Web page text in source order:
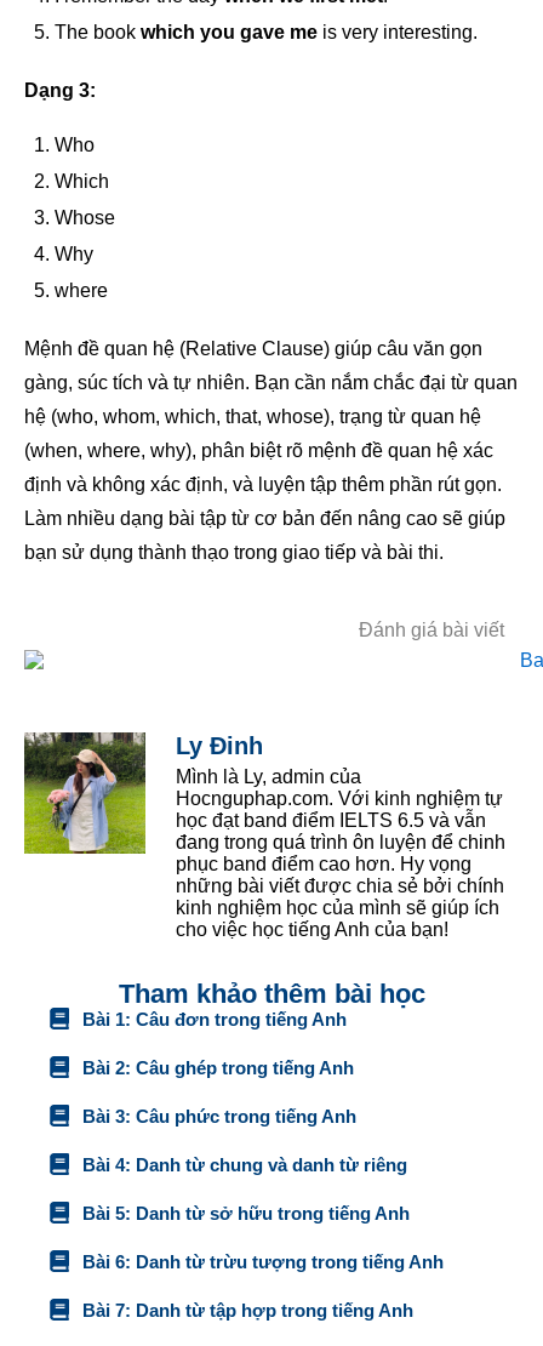
The book which you gave me is very interesting.
Dạng 3:
Who
Which
Whose
Why
where
Mệnh đề quan hệ (Relative Clause) giúp câu văn gọn
gàng, súc tích và tự nhiên. Bạn cần nắm chắc đại từ quan
hệ (who, whom, which, that, whose), trạng từ quan hệ
(when, where, why), phân biệt rõ mệnh đề quan hệ xác
định và không xác định, và luyện tập thêm phần rút gọn.
Làm nhiều dạng bài tập từ cơ bản đến nâng cao sẽ giúp
bạn sử dụng thành thạo trong giao tiếp và bài thi.
Đánh giá bài viết
Ly Đinh
Mình là Ly, admin của
Hocnguphap.com. Với kinh nghiệm tự
học đạt band điểm IELTS 6.5 và vẫn
đang trong quá trình ôn luyện để chinh
phục band điểm cao hơn. Hy vọng
những bài viết được chia sẻ bởi chính
kinh nghiệm học của mình sẽ giúp ích
cho việc học tiếng Anh của bạn!
Tham khảo thêm bài học
Bài 1: Câu đơn trong tiếng Anh
Bài 2: Câu ghép trong tiếng Anh
Bài 3: Câu phức trong tiếng Anh
Bài 4: Danh từ chung và danh từ riêng
Bài 5: Danh từ sở hữu trong tiếng Anh
Bài 6: Danh từ trừu tượng trong tiếng Anh
Bài 7: Danh từ tập hợp trong tiếng Anh